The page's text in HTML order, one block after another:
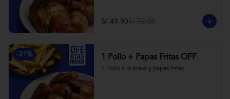
S/ 49.90S/ 72.00
-31 % 1 Pollo + Papas Fritas OFF
1 Pollo a la brasa y papas fritas.